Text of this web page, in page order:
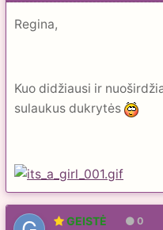
Regina,
Kuo didžiausi ir
sulaukus dukrytės
GEISTĖ 0